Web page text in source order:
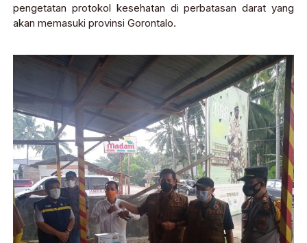
pengetatan protokol kesehatan di perbatasan darat yang
akan memasuki provinsi Gorontalo.